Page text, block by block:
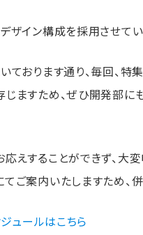
ザイン構成を採用させてい
ております通り、毎回、
じますため、ぜひ開発部
えすることができず、大
ご案内いたしますため、
ュールはこちら